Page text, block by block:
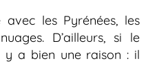
avec les Pyrénées, les
D’ailleurs, si le
y a bien une raison : il